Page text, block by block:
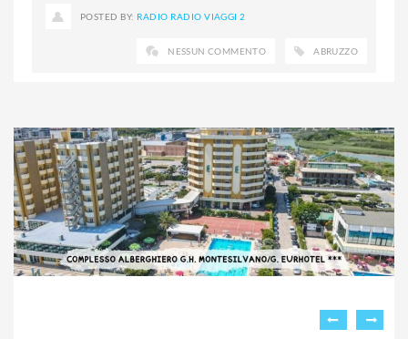
POSTED BY: RADIO RADIO VIAGGI 2
NESSUN COMMENTO ABRUZZO